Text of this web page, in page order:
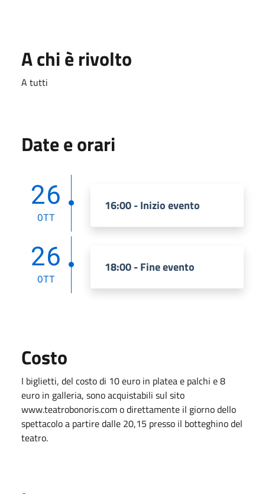
A chi è rivolto
A tutti
Date e orari
26
OTT
16:00 - Inizio evento
26
OTT
18:00 - Fine evento
Costo
I biglietti, del costo di 10 euro in platea e palchi e 8
euro in galleria, sono acquistabili sul sito
www.teatrobonoris.com o direttamente il giorno dello
spettacolo a partire dalle 20,15 presso il botteghino del
teatro.